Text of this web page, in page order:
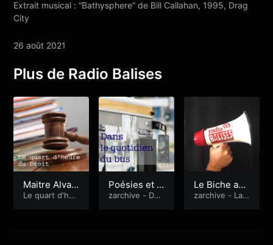
Extrait musical : “Bathysphere” de Bill Callahan, 1995, Drag
City
26 août 2021
Plus de Radio Balises
Maitre Alvar
ez, nous parl
Le quart d'heu
Poésies et p
rintemps
zarchive - Dan
Le Biche ave
c Marc Maus
zarchive - La